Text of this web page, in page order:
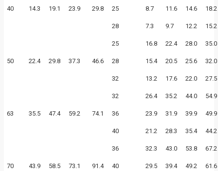
40 14.3 19.1 23.9 29.8 25 8.7 11.6 14.6 18.2
28 7.3 9.7 12.2 15.2
50 22.4 29.8 37.3 46.6
25 16.8 22.4 28.0 35.0
28 15.4 20.5 25.6 32.0
32 13.2 17.6 22.0 27.5
63 35.5 47.4 59.2 74.1
32 26.4 35.2 44.0 54.9
36 23.9 31.9 39.9 49.9
40 21.2 28.3 35.4 44.2
70 43.9 58.5 73.1 91.4
36 32.3 43.0 53.8 67.2
40 29.5 39.4 49.2 61.6